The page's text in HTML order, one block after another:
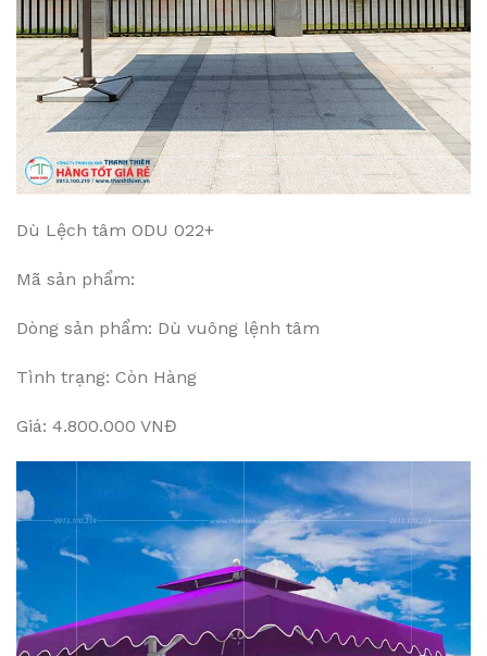
Dù Lệch tâm ODU 022+
Mã sản phẩm:
Dòng sản phẩm: Dù vuông lệnh tâm
Tình trạng: Còn Hàng
Giá: 4.800.000 VNĐ